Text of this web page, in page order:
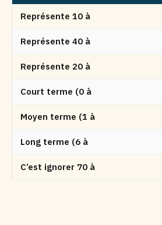
Représente 10 à
Représente 40 à
Représente 20 à
Court terme (0 à
Moyen terme (1 à
Long terme (6 à
C’est ignorer 70 à